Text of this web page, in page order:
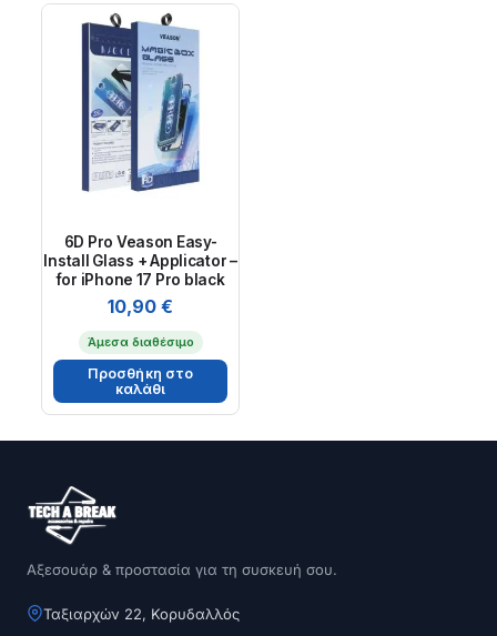
6D Pro Veason Easy-
Install Glass + Applicator –
for iPhone 17 Pro black
10,90€
Άμεσα διαθέσιμο
Προσθήκη στο
καλάθι
Αξεσουάρ & προστασία για τη συσκευή σου.
Ταξιαρχών 22, Κορυδαλλός